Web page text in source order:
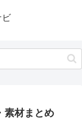
ビ
素材まとめ